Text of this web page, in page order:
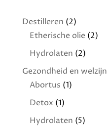
Destilleren (2)
Etherische olie (2)
Hydrolaten (2)
Gezondheid en welzijn
Abortus (1)
Detox (1)
Hydrolaten (5)